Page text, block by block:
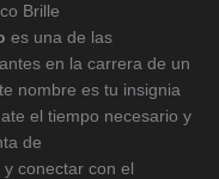
Brille
es una de las
en la carrera de un
nombre es tu insignia
el tiempo necesario y
de
conectar con el